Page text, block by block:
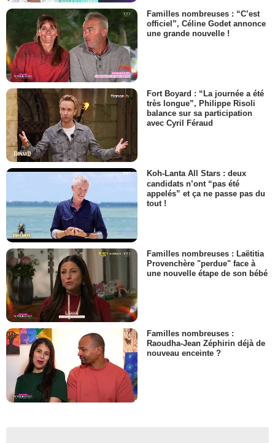
Familles nombreuses : “C’est
officiel”, Céline Godet annonce
une grande nouvelle !
Fort Boyard : “La journée a été
très longue”, Philippe Risoli
balance sur sa participation
avec Cyril Féraud
Koh-Lanta All Stars : deux
candidats n’ont “pas été
appelés” et ça ne passe pas du
tout !
Familles nombreuses : Laëtitia
Provenchère "perdue" face à
une nouvelle étape de son bébé
Familles nombreuses :
Raoudha-Jean Zéphirin déjà de
nouveau enceinte ?